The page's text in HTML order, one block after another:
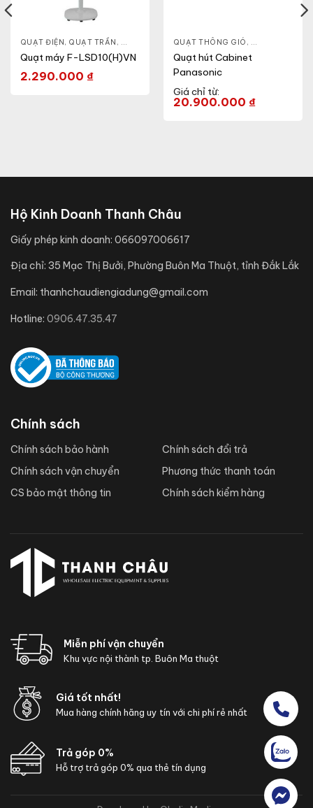
QUẠT ĐIỆN, QUẠT TRẦN , QUẠT ĐỨNG
Quạt máy F-LSD10(H)VN
2.290.000 ₫
QUẠT THÔNG GIÓ , QUẠT CABINET
Quạt hút Cabinet
Panasonic
Giá chỉ từ:
20.900.000 ₫
Hộ Kinh Doanh Thanh Châu
Giấy phép kinh doanh: 066097006617
Địa chỉ: 35 Mạc Thị Bưởi, Phường Buôn Ma Thuột, tỉnh Đắk Lắk
Email: thanhchaudiengiadung@gmail.com
Hotline: 0906.47.35.47
Chính sách
Chính sách bảo hành
Chính sách vận chuyển
CS bảo mật thông tin
Chính sách đổi trả
Phương thức thanh toán
Chính sách kiểm hàng
Miễn phí vận chuyển
Khu vực nội thành tp. Buôn Ma thuột
Giá tốt nhất!
Mua hàng chính hãng uy tín với chi phí rẻ nhất
Trả góp 0%
Hỗ trợ trả góp 0% qua thẻ tín dụng